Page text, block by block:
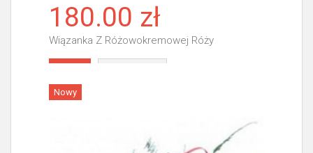
180.00 zł
Wiązanka Z Różowokremowej Róży
Nowy